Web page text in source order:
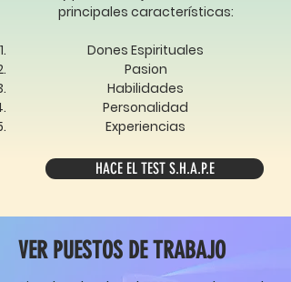
principales características:
Dones Espirituales
Pasion
Habilidades
Personalidad
Experiencias
HACE EL TEST S.H.A.P.E
VER PUESTOS DE TRABAJO